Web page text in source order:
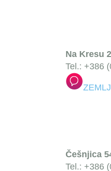
Na Kresu
Tel.: +386
Češnjica
Tel.: +386